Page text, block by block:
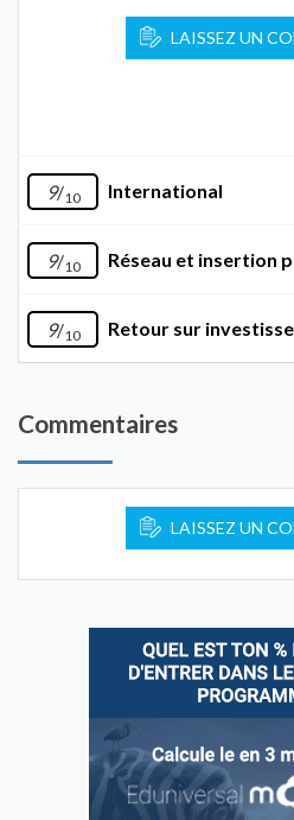
LAISSEZ UN
9/10 International
9/10 Réseau et insertion
9/10 Retour sur
Commentaires
LAISSEZ UN